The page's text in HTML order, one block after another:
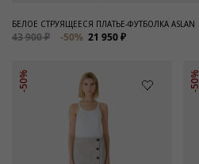
БЕЛОЕ СТРУЯЩЕЕСЯ ПЛАТЬЕ-ФУТБОЛКА ASLAN
43 900 ₽ -50% 21 950 ₽
-50% -50%